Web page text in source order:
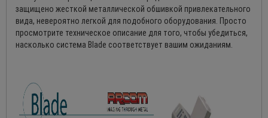
защищено жесткой металлической обшивкой привлекательного
вида, невероятно легкой для подобного оборудования. Просто
просмотрите техническое описание для того, чтобы убедиться,
насколько система Blade соответствует вашим ожиданиям.